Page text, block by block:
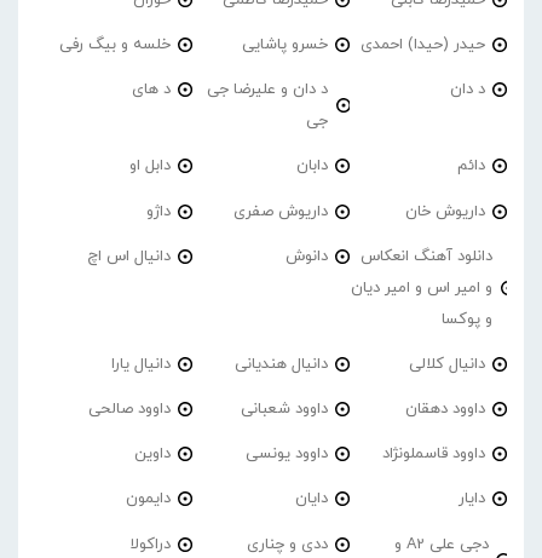
حیدر (حیدا) احمدی خسرو پاشایی خلسه و بیگ رفی
د دان
د دان و علیرضا جی
جی
د های
دائم دابان دابل او
داریوش خان داریوش صفری داژو
دانلود آهنگ انعکاس
و امیر اس و امیر دیان
و پوکسا
دانوش دانیال اس اچ
دانیال کلالی دانیال هندیانی دانیال یارا
داوود دهقان داوود شعبانی داوود صالحی
داوود قاسملونژاد داوود یونسی داوین
دایار دایان دایمون
دجی علی A2 و
ددی و چناری دراکولا